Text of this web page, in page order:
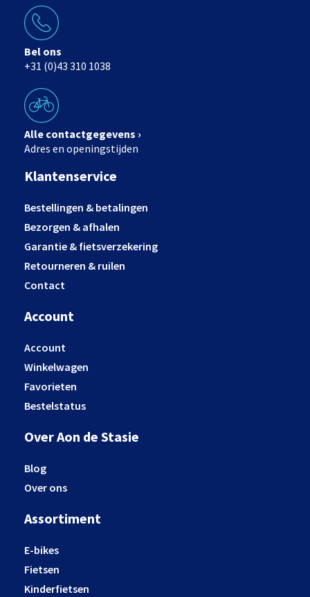
Bel ons
+31 (0)43 310 1038
Alle contactgegevens ›
Adres en openingstijden
Klantenservice
Bestellingen & betalingen
Bezorgen & afhalen
Garantie & fietsverzekering
Retourneren & ruilen
Contact
Account
Account
Winkelwagen
Favorieten
Bestelstatus
Over Aon de Stasie
Blog
Over ons
Assortiment
E-bikes
Fietsen
Kinderfietsen